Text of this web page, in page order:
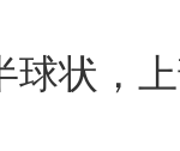
球状，